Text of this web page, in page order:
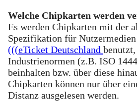
Welche Chipkarten werden
Es werden Chipkarten mit der
Spezifikation für Nutzermedien
(((eTicket Deutschland
Industrienormen (z.B. ISO
beinhalten bzw. über diese
Chipkarten können nur über
Distanz ausgelesen werden.